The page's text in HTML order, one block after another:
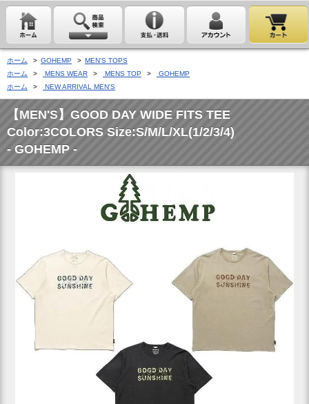
ホーム > GOHEMP > MEN'S TOPS
ホーム
> MENS WEAR > MENS TOP >
GOHEMP
ホーム
> NEW ARRIVAL MEN'S
【MEN'S】GOOD DAY WIDE FITS TEE
Color:3COLORS Size:S/M/L/XL(1/2/3/4)
- GOHEMP -